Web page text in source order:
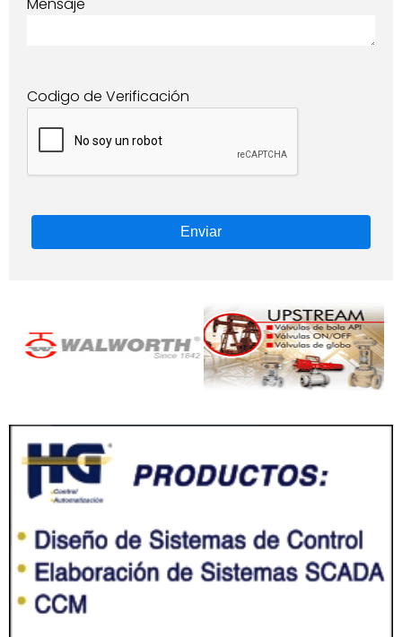
Mensaje
Codigo de Verificación
Enviar